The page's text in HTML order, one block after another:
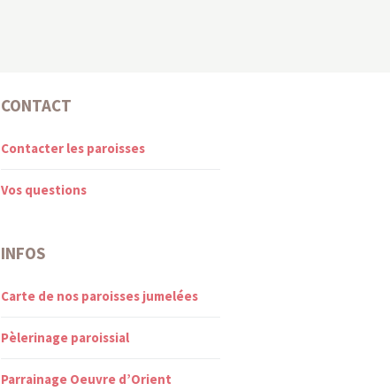
CONTACT
Contacter les paroisses
Vos questions
INFOS
Carte de nos paroisses jumelées
Pèlerinage paroissial
Parrainage Oeuvre d’Orient